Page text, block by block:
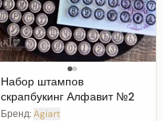
Набор штампов
скрапбукинг Алфавит №2
Бренд:Agiart